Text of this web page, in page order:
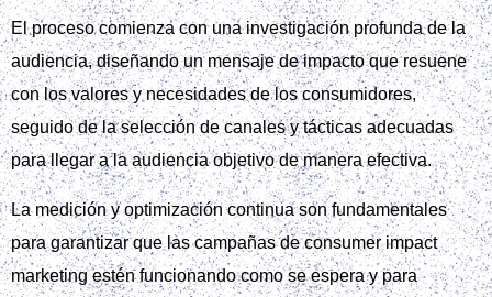
El proceso comienza con una investigación profunda de la
audiencia, diseñando un mensaje de impacto que resuene
con los valores y necesidades de los consumidores,
seguido de la selección de canales y tácticas adecuadas
para llegar a la audiencia objetivo de manera efectiva.
La medición y optimización continua son fundamentales
para garantizar que las campañas de consumer impact
marketing estén funcionando como se espera y para